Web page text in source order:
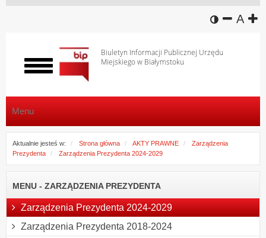
wersja
A
Biuletyn Informacji Publicznej Urzędu
Miejskiego w Białymstoku
Włącz
menu
Menu
Aktualnie jesteś w: Strona główna AKTY PRAWNE
Zarządzenia
Prezydenta
Zarządzenia Prezydenta 2024-2029
MENU - ZARZĄDZENIA PREZYDENTA
Zarządzenia Prezydenta 2024-2029
Zarządzenia Prezydenta 2018-2024